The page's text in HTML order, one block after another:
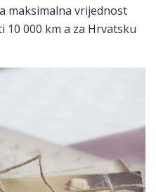
maksimalna vrijednost
10 000 km a za Hrvatsku